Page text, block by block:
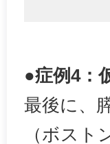
●症例4：
最後に、
（ボス